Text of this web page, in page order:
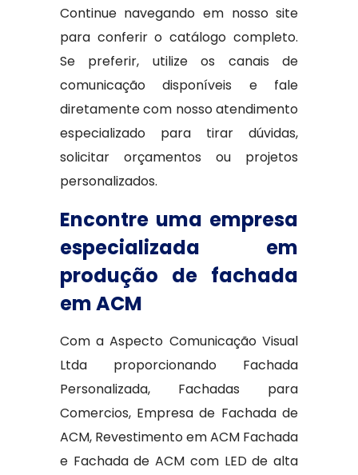
Continue navegando em nosso site
para conferir o catálogo completo.
Se preferir, utilize os canais de
comunicação disponíveis e fale
diretamente com nosso atendimento
especializado para tirar dúvidas,
solicitar orçamentos ou projetos
personalizados.
Encontre uma empresa
especializada em
produção de fachada
em ACM
Com a Aspecto Comunicação Visual
Ltda proporcionando Fachada
Personalizada, Fachadas para
Comercios, Empresa de Fachada de
ACM, Revestimento em ACM Fachada
e Fachada de ACM com LED de alta